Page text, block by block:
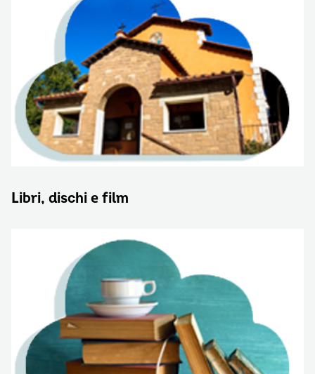
Libri, dischi e film